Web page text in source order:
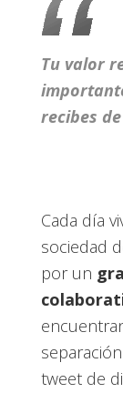
Tu valor
recibes
Cada día
sociedad
por un
tweet de